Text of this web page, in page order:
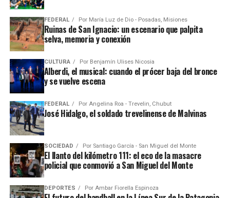
FEDERAL Por María Luz de Dio - Posadas, Misiones
Ruinas de San Ignacio: un escenario que palpita
selva, memoria y conexión
CULTURA Por Benjamín Ulises Nicosia
Alberdi, el musical: cuando el prócer baja del bronce
y se vuelve escena
FEDERAL Por Angelina Roa - Trevelin, Chubut
José Hidalgo, el soldado trevelinense de Malvinas
SOCIEDAD Por Santiago García - San Miguel del Monte
El llanto del kilómetro 111: el eco de la masacre
policial que conmovió a San Miguel del Monte
DEPORTES Por Ambar Fiorella Espinoza